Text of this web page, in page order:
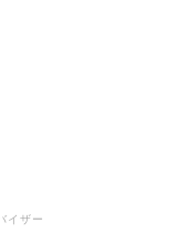
イザー